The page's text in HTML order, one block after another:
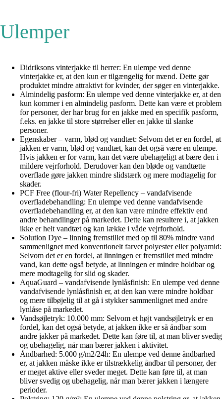
Ulemper
Didriksons vinterjakke til herrer: En ulempe ved denne
vinterjakke er, at den kun er tilgængelig for mænd. Dette gør
produktet mindre attraktivt for kvinder, der søger en vinterjakke.
Almindelig pasform: En ulempe ved denne vinterjakke er, at den
kun kommer i en almindelig pasform. Dette kan være et problem
for personer, der har brug for en jakke med en specifik pasform,
f.eks. en jakke til store størrelser eller en jakke til slanke
personer.
Egenskaber – varm, blød og vandtæt: Selvom det er en fordel, at
jakken er varm, blød og vandtæt, kan det også være en ulempe.
Hvis jakken er for varm, kan det være ubehageligt at bære den i
mildere vejrforhold. Derudover kan den bløde og vandtætte
overflade gøre jakken mindre slidstærk og mere modtagelig for
skader.
PCF Free (flour-fri) Water Repellency – vandafvisende
overfladebehandling: En ulempe ved denne vandafvisende
overfladebehandling er, at den kan være mindre effektiv end
andre behandlinger på markedet. Dette kan resultere i, at jakken
ikke er helt vandtæt og kan lække i våde vejrforhold.
Solution Dye – linning fremstillet med op til 80% mindre vand
sammenlignet med konventionelt farvet polyester eller polyamid:
Selvom det er en fordel, at linningen er fremstillet med mindre
vand, kan dette også betyde, at linningen er mindre holdbar og
mere modtagelig for slid og skader.
AquaGuard – vandafvisende lynlåsfinish: En ulempe ved denne
vandafvisende lynlåsfinish er, at den kan være mindre holdbar
og mere tilbøjelig til at gå i stykker sammenlignet med andre
lynlåse på markedet.
Vandsøjletryk: 10.000 mm: Selvom et højt vandsøjletryk er en
fordel, kan det også betyde, at jakken ikke er så åndbar som
andre jakker på markedet. Dette kan føre til, at man bliver svedig
og ubehagelig, når man bærer jakken i aktivitet.
Åndbarhed: 5.000 g/m2/24h: En ulempe ved denne åndbarhed
er, at jakken måske ikke er tilstrækkelig åndbar til personer, der
er meget aktive eller sveder meget. Dette kan føre til, at man
bliver svedig og ubehagelig, når man bærer jakken i længere
perioder.